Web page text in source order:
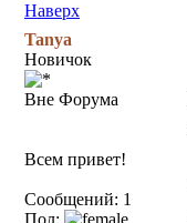
Наверх
Tanya
Новичок
Вне Форума
Всем привет!
Сообщений: 1
Пол: